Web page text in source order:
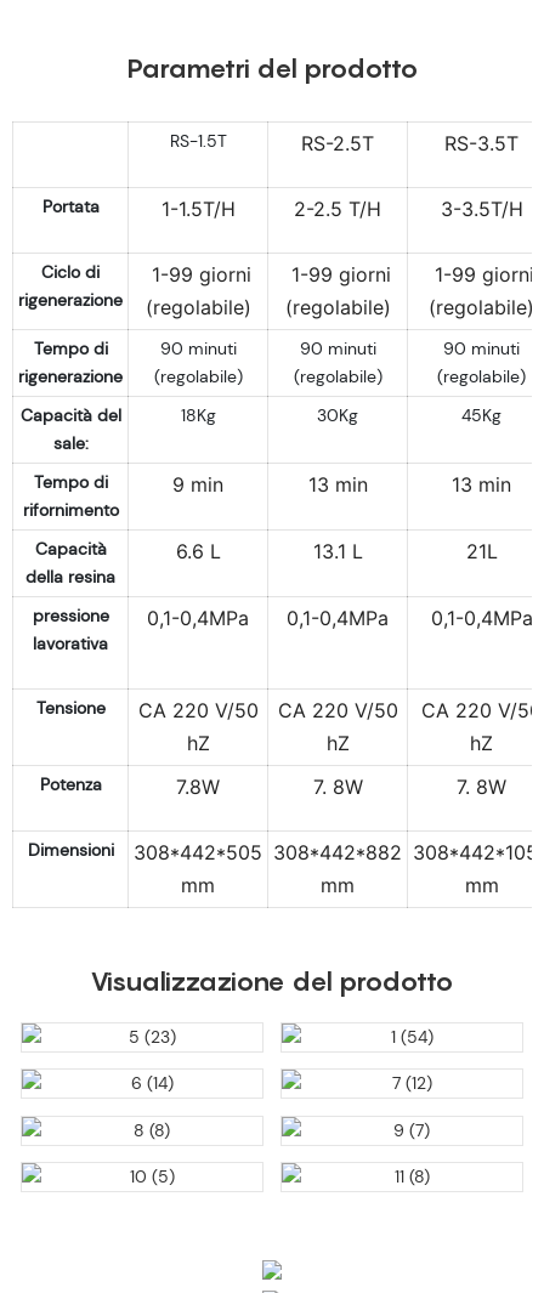
Parametri del prodotto
RS-1.5T RS-2.5T RS-3.5T
Portata 1-1.5T/H 2-2.5 T/H 3-3.5T/H
Ciclo di
rigenerazione
1-99 giorni
(regolabile)
1-99 giorni
(regolabile)
1-99 giorni
(regolabile)
Tempo di
rigenerazione
90 minuti
(regolabile)
90 minuti
(regolabile)
90 minuti
(regolabile)
Capacità del
sale:
18Kg 30Kg 45Kg
Tempo di
rifornimento
9 min 13 min 13 min
Capacità
della resina
6.6 L 13.1 L 21L
pressione
lavorativa
0,1-0,4MPa 0,1-0,4MPa 0,1-0,4MPa
Tensione
CA 220 V/50
hZ
CA 220 V/50
hZ
CA 220 V/50
hZ
Potenza 7.8W 7. 8W 7. 8W
Dimensioni
308*442*505
mm
308*442*882
mm
mm
Visualizzazione del prodotto